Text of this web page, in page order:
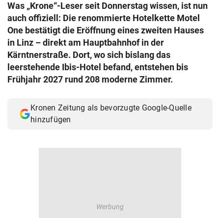
Was „Krone“-Leser seit Donnerstag wissen, ist nun
auch offiziell: Die renommierte Hotelkette Motel
One bestätigt die Eröffnung eines zweiten Hauses
in Linz – direkt am Hauptbahnhof in der
Kärntnerstraße. Dort, wo sich bislang das
leerstehende Ibis-Hotel befand, entstehen bis
Frühjahr 2027 rund 208 moderne Zimmer.
Kronen Zeitung als bevorzugte Google-Quelle
hinzufügen